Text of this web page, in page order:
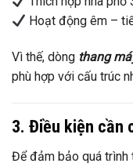
Hoạt động êm –
Vì thế, dòng thang
phù hợp với cấu trúc
3. Điều kiện cần
Để đảm bảo quá trình